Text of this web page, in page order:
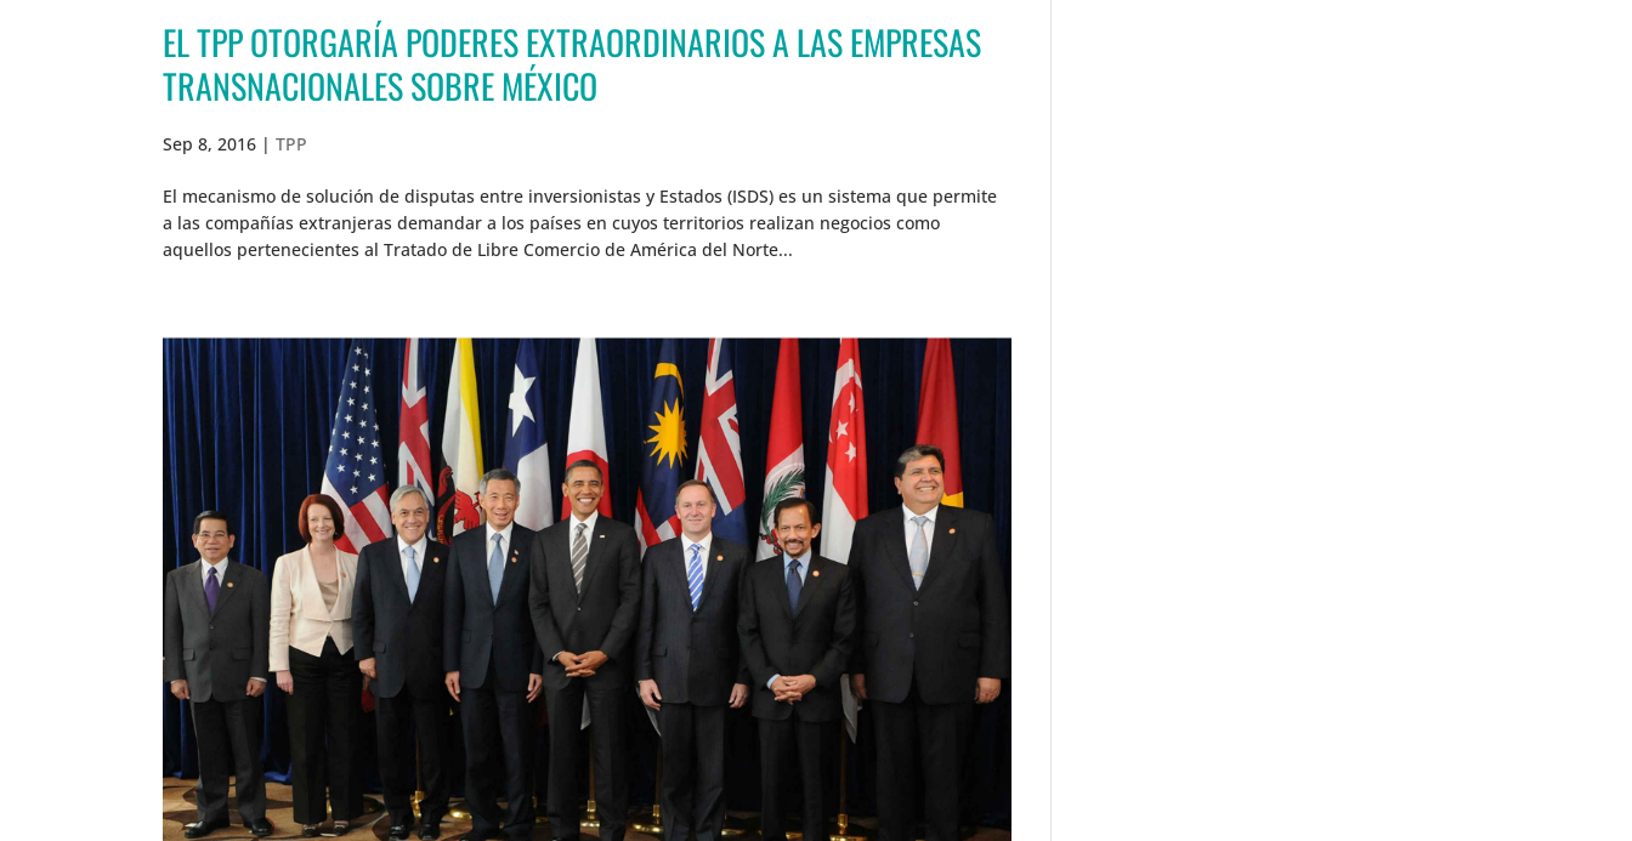
EL TPP OTORGARÍA PODERES EXTRAORDINARIOS A LAS EMPRESAS
TRANSNACIONALES SOBRE MÉXICO
Sep 8, 2016 |TPP
El mecanismo de solución de disputas entre inversionistas y Estados (ISDS) es un sistema que permite
a las compañías extranjeras demandar a los países en cuyos territorios realizan negocios como
aquellos pertenecientes al Tratado de Libre Comercio de América del Norte...